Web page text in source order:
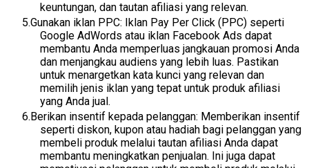
keuntungan, dan tautan afiliasi yang relevan.
Gunakan iklan PPC: Iklan Pay Per Click (PPC) seperti
Google AdWords atau iklan Facebook Ads dapat
membantu Anda memperluas jangkauan promosi Anda
dan menjangkau audiens yang lebih luas. Pastikan
untuk menargetkan kata kunci yang relevan dan
memilih jenis iklan yang tepat untuk produk afiliasi
yang Anda jual.
Berikan insentif kepada pelanggan: Memberikan insentif
seperti diskon, kupon atau hadiah bagi pelanggan yang
membeli produk melalui tautan afiliasi Anda dapat
membantu meningkatkan penjualan. Ini juga dapat